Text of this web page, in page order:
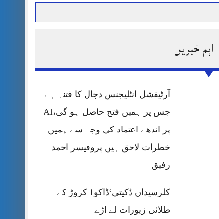
پر قربان
پریس کانفرنس
اہم خبریں
آرٹیفشل انٹلیجنس دجال کا فتنہ ہے
جس پر ہمیں فتح حاصل ہو گی،AI
پر اندھے اعتماد کی وجہ سے ہمیں
خطرات لاحق ہیں پروفیسر احمد
رفیق
کلرسیداں ڈکیتی‘ڈاکو1 کروڑ کے
طلائی زیورات لے اڑے